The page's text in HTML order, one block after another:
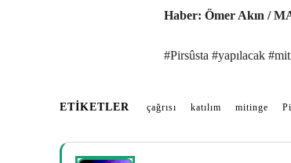
Haber: Ömer Akın /
#Pirsûsta #yapılacak
ETIKETLER çağrısı katılım mitinge